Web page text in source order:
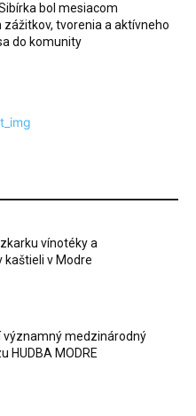
bol mesiacom
zážitkov, tvorenia a aktívneho
do komunity
vínotéky a
kaštieli v Modre
významný medzinárodný
HUDBA MODRE